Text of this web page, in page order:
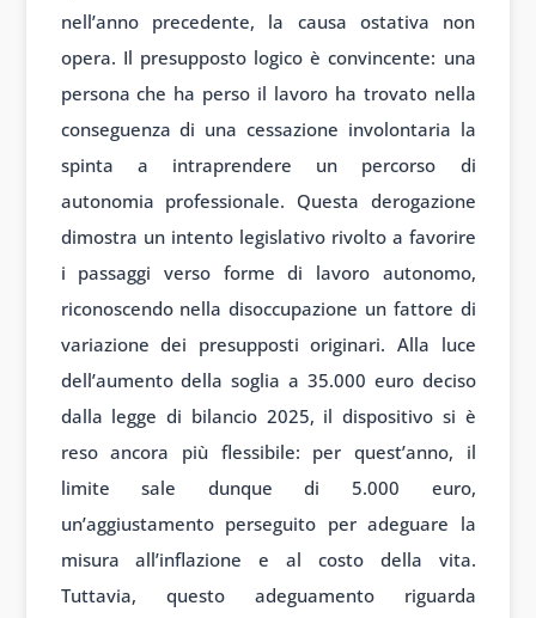
nell’anno precedente, la causa ostativa non
opera. Il presupposto logico è convincente: una
persona che ha perso il lavoro ha trovato nella
conseguenza di una cessazione involontaria la
spinta a intraprendere un percorso di
autonomia professionale. Questa derogazione
dimostra un intento legislativo rivolto a favorire
i passaggi verso forme di lavoro autonomo,
riconoscendo nella disoccupazione un fattore di
variazione dei presupposti originari. Alla luce
dell’aumento della soglia a 35.000 euro deciso
dalla legge di bilancio 2025, il dispositivo si è
reso ancora più flessibile: per quest’anno, il
limite sale dunque di 5.000 euro,
un’aggiustamento perseguito per adeguare la
misura all’inflazione e al costo della vita.
Tuttavia, questo adeguamento riguarda